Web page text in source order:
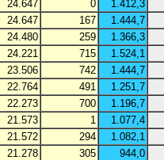
24.647 0
1.412,3
24.647 167
1.444,7
24.480 259
1.366,3
24.221 715
1.524,1
23.506 742
1.444,7
22.764 491
1.251,7
22.273 700
1.196,7
21.573 1
1.077,4
21.572 294
1.082,1
21.278 305
944,0